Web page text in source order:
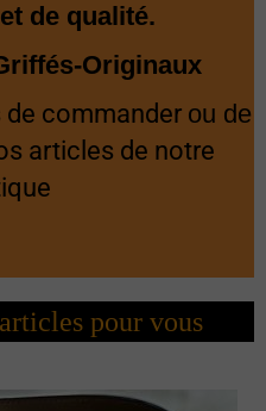
et de qualité.
Originaux
commander ou de
articles de notre
pour vous